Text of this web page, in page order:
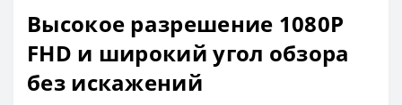
Высокое разрешение 1080P
FHD и широкий угол обзора
без искажений